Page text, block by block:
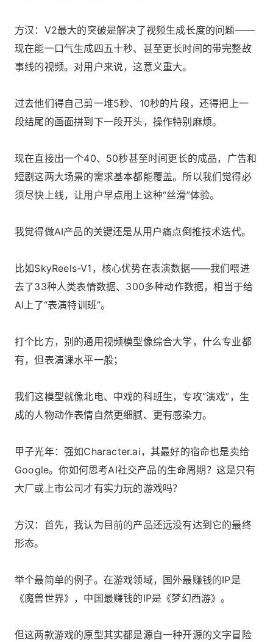
方汉：V2最大的突破是解决了视频生成长度的问题——
现在能一口气生成四五十秒、甚至更长时间的带完整故
事线的视频。对用户来说，这意义重大。
过去他们得自己剪一堆5秒、10秒的片段，还得把上一
段结尾的画面拼到下一段开头，操作特别麻烦。
现在直接出一个40、50秒甚至时间更长的成品，广告和
短剧这两大场景的需求基本都能覆盖。所以我们觉得必
须尽快上线，让用户早点用上这种“丝滑”体验。
我觉得做AI产品的关键还是从用户痛点倒推技术迭代。
比如SkyReels-V1，核心优势在表演数据——我们喂进
去了33种人类表情数据、300多种动作数据，相当于给
AI上了“表演特训班”。
打个比方，别的通用视频模型像综合大学，什么专业都
有，但表演课水平一般；
我们这模型就像北电、中戏的科班生，专攻“演戏”，生
成的人物动作表情自然更细腻、更有感染力。
甲子光年：强如Character.ai，其最好的宿命也是卖给
Google。你如何思考AI社交产品的生命周期？这是只有
大厂或上市公司才有实力玩的游戏吗？
方汉：首先，我认为目前的产品还远没有达到它的最终
形态。
举个最简单的例子。在游戏领域，国外最赚钱的IP是
《魔兽世界》，中国最赚钱的IP是《梦幻西游》。
但这两款游戏的原型其实都是源自一种开源的文字冒险